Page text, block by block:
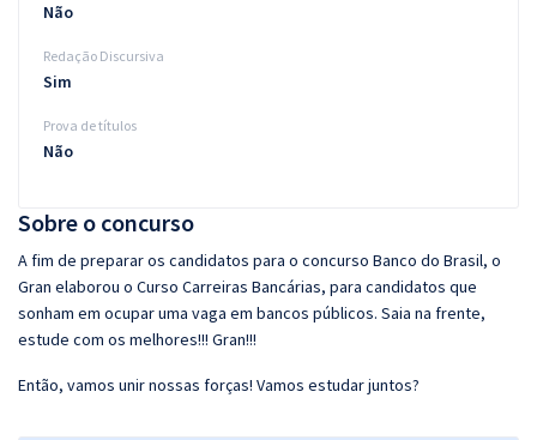
Sobre o concurso
A fim de preparar os candidatos para o concurso Banco do Brasil, o
Gran elaborou o Curso Carreiras Bancárias, para candidatos que
sonham em ocupar uma vaga em bancos públicos. Saia na frente,
estude com os melhores!!! Gran!!!
Então, vamos unir nossas forças! Vamos estudar juntos?
Não
Redação Discursiva
Sim
Prova de títulos
Não